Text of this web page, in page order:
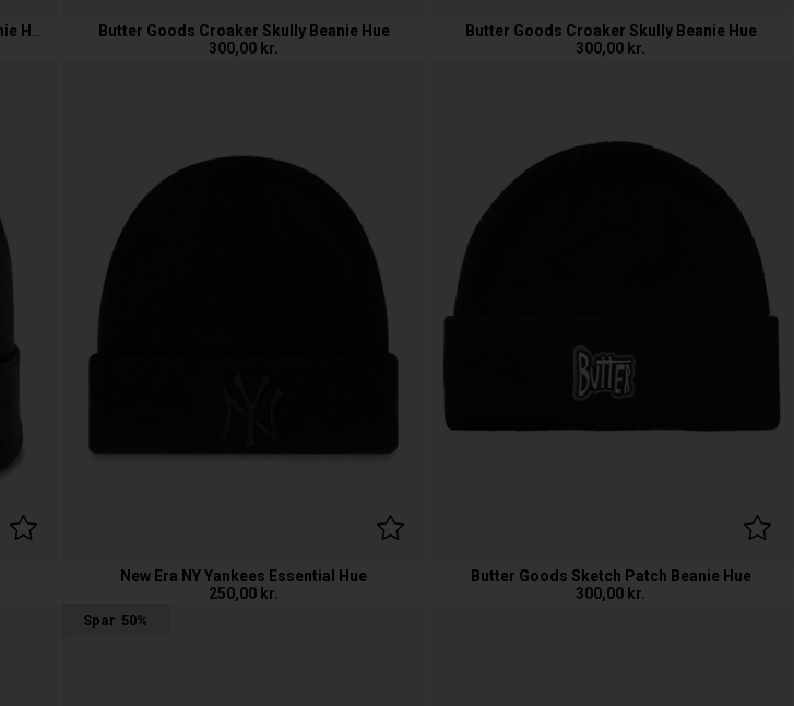
Polar Skate Co. Double Fold Merino Beanie Hue
Butter Goods Croaker Skully Beanie Hue
300,00 kr.
Butter Goods Croaker Skully Beanie Hue
300,00 kr.
New Era NY Yankees Essential Hue
250,00 kr.
Butter Goods Sketch Patch Beanie Hue
300,00 kr.
Spar 50%